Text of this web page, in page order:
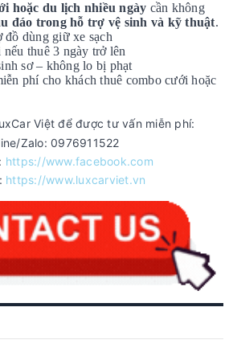
hoặc du lịch nhiều ngày cần không
đáo trong hỗ trợ vệ sinh và kỹ thuật.
đồ dùng giữ xe sạch
thuê 3 ngày trở lên
sơ – không lo bị phạt
phí cho khách thuê combo cưới hoặc
Việt để được tư vấn miễn phí:
Zalo: 0976911522
https://www.facebook.com
https://www.luxcarviet.vn